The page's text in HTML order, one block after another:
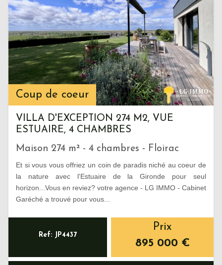
Coup de coeur
VILLA D'EXCEPTION 274 M2, VUE
ESTUAIRE, 4 CHAMBRES
Maison 274 m² - 4 chambres - Floirac
Et si vous vous offriez un coin de paradis niché au coeur de
la nature avec l'Estuaire de la Gironde pour seul
horizon...Vous en reviez? votre agence - LG IMMO - Cabinet
Garéché a trouvé pour vous...
Ref: JP4437
Prix
895 000 €